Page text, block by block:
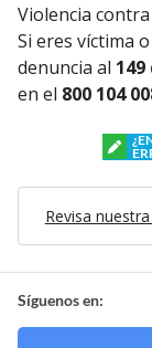
Violencia
Si eres víctima
denuncia al
en el 800 104
Revisa
Síguenos en: